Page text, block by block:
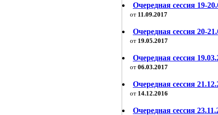
Очередная сессия 19-
от 11.09.2017
Очередная сессия 20-
от 19.05.2017
Очередная сессия
от 06.03.2017
Очередная сессия
от 14.12.2016
Очередная сессия